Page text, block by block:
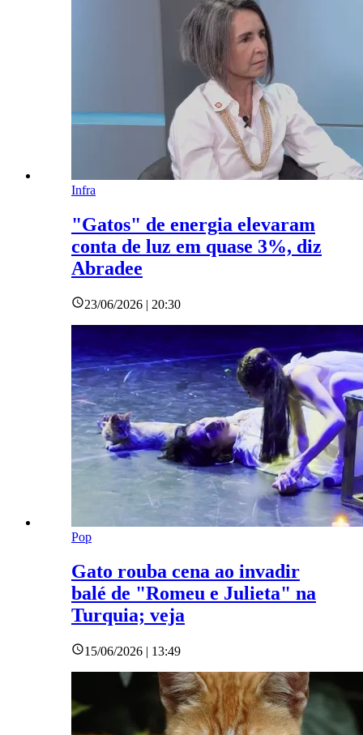
Infra
"Gatos" de energia elevaram
conta de luz em quase 3%, diz
Abradee
23/06/2026 | 20:30
Pop
Gato rouba cena ao invadir
balé de "Romeu e Julieta" na
Turquia; veja
15/06/2026 | 13:49